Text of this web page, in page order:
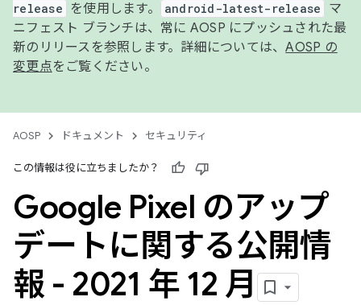
release
を使用します。 android-latest-release
マ
ニフェスト ブランチは、常に AOSP にプッシュされた最
新のリリースを参照します。詳細については、AOSP の
変更点をご覧ください。
AOSP ドキュメント セキュリティ
この情報は役に立ちましたか？
Google Pixel のアップ
デートに関する公開情
報 - 2021 年 12 月